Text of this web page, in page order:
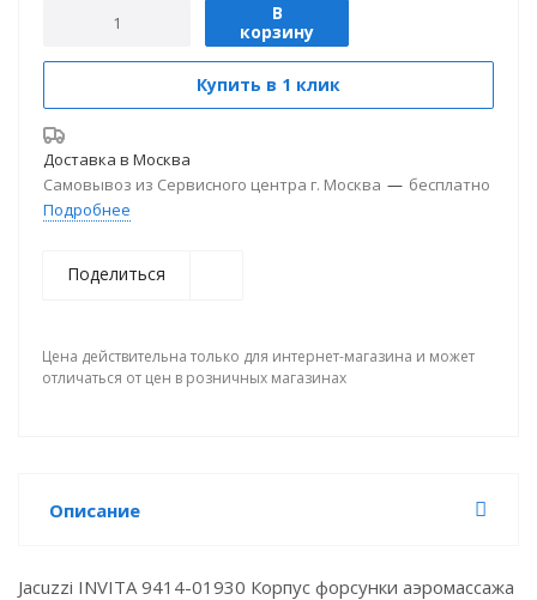
В
корзину
Купить в 1 клик
Доставка в Москва
Самовывоз из Сервисного центра г. Москва — бесплатно
Подробнее
Поделиться
Цена действительна только для интернет-магазина и может
отличаться от цен в розничных магазинах
Описание
Jacuzzi INVITA 9414-01930 Корпус форсунки аэромассажа